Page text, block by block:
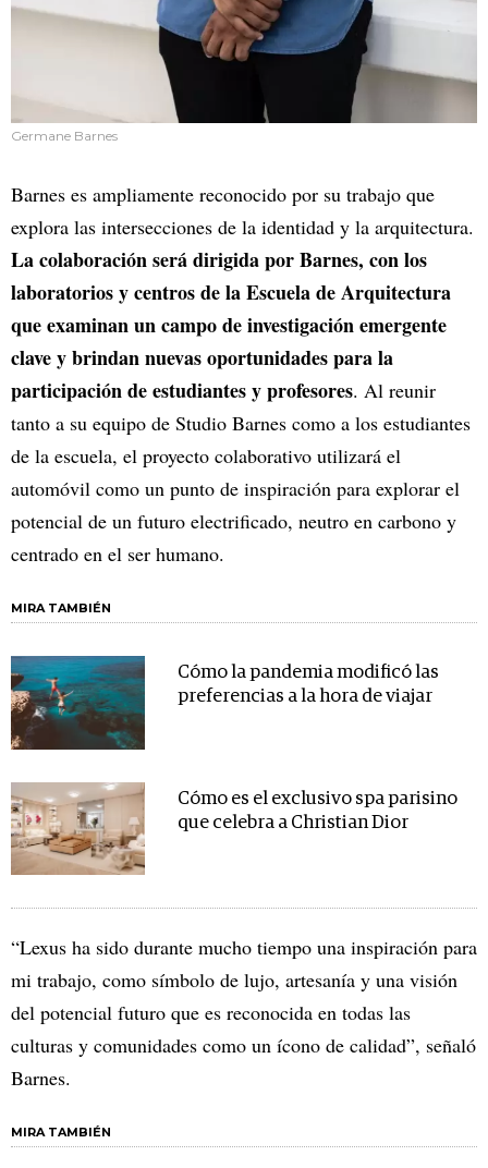
Germane Barnes
Barnes es ampliamente reconocido por su trabajo que
explora las intersecciones de la identidad y la arquitectura.
La colaboración será dirigida por Barnes, con los
laboratorios y centros de la Escuela de Arquitectura
que examinan un campo de investigación emergente
clave y brindan nuevas oportunidades para la
participación de estudiantes y profesores. Al reunir
tanto a su equipo de Studio Barnes como a los estudiantes
de la escuela, el proyecto colaborativo utilizará el
automóvil como un punto de inspiración para explorar el
potencial de un futuro electrificado, neutro en carbono y
centrado en el ser humano.
MIRA TAMBIÉN
Cómo la pandemia modificó las
preferencias a la hora de viajar
Cómo es el exclusivo spa parisino
que celebra a Christian Dior
“Lexus ha sido durante mucho tiempo una inspiración para
mi trabajo, como símbolo de lujo, artesanía y una visión
del potencial futuro que es reconocida en todas las
culturas y comunidades como un ícono de calidad”, señaló
Barnes.
MIRA TAMBIÉN